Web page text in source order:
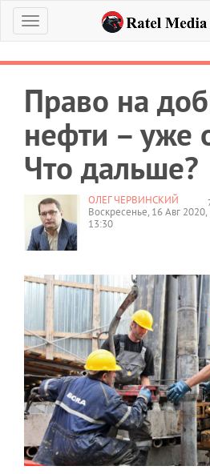
Меню
Право на
нефти – уже
Что дальше?
ОЛЕГ ЧЕРВИНСКИЙ
Воскресенье, 16 Авг 2020,
13:30